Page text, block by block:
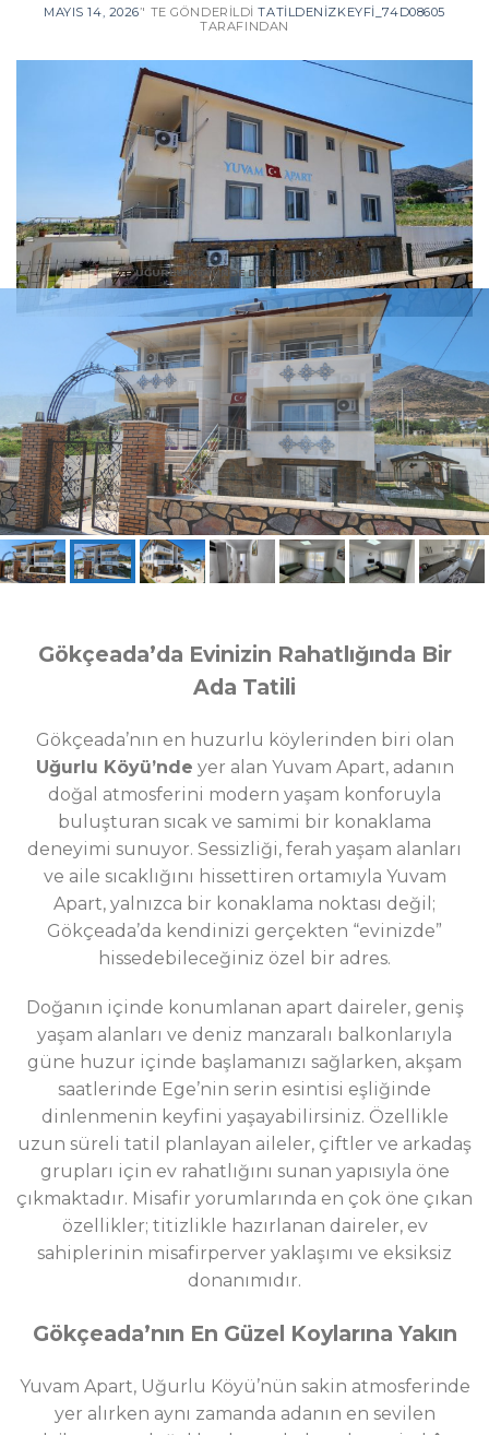
MAYIS 14, 2026’' TE GÖNDERILDI TATILDENIZKEYFI_74D08605
TARAFINDAN
UĞURLU KÖYÜNDE DENIZE ÇOK YAKIN
Ada Tatili
Uğurlu Köyü’ndeyer alanYuvam Apart, adanın
doğal atmosferini modern yaşam konforuyla
buluşturan sıcak ve samimi bir konaklama
deneyimi sunuyor. Sessizliği, ferah yaşam alanları
ve aile sıcaklığını hissettiren ortamıyla Yuvam
Apart, yalnızca bir konaklama noktası değil;
Gökçeada’da kendinizi gerçekten “evinizde”
hissedebileceğiniz özel bir adres.
yaşam alanları ve deniz manzaralı balkonlarıyla
güne huzur içinde başlamanızı sağlarken, akşam
saatlerinde Ege’nin serin esintisi eşliğinde
dinlenmenin keyfini yaşayabilirsiniz. Özellikle
uzun süreli tatil planlayan aileler, çiftler ve arkadaş
grupları için ev rahatlığını sunan yapısıyla öne
çıkmaktadır. Misafir yorumlarında en çok öne çıkan
özellikler; titizlikle hazırlanan daireler, ev
sahiplerinin misafirperver yaklaşımı ve eksiksiz
donanımıdır.
yer alırken aynı zamanda adanın en sevilen
plajlarına ve doğal koylarına kolay ulaşım imkânı